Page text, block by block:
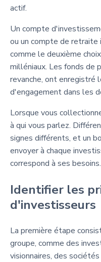
actif.
Un compte
ou un compte de retraite
comme le deuxième
milléniaux. Les fonds de
revanche, ont enregistré
d'engagement dans les
Lorsque vous
à qui vous parlez.
signes différents, et un
envoyer à chaque
correspond à ses besoins.
Identifier les
d'investisseurs
La première étape
groupe, comme des
visionnaires, des